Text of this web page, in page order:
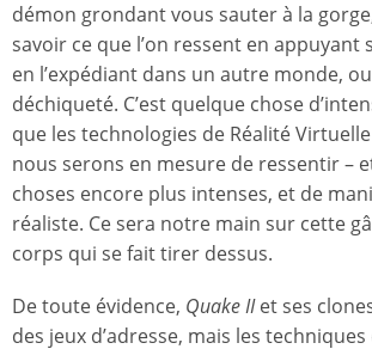
démon grondant vous sauter à la
savoir ce que l’on ressent en appuyant
en l’expédiant dans un autre monde,
déchiqueté. C’est quelque chose
que les technologies de Réalité
nous serons en mesure de ressentir –
choses encore plus intenses, et de
réaliste. Ce sera notre main sur cette
corps qui se fait tirer dessus.
De toute évidence, Quake IIet ses
des jeux d’adresse, mais les